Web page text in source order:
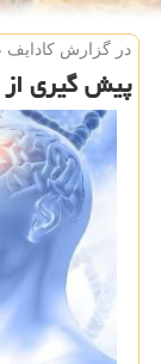
در گزارش كادایف
پیش گیری از